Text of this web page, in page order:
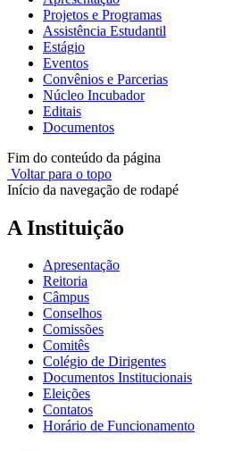
Projetos e Programas
Assistência Estudantil
Estágio
Eventos
Convênios e Parcerias
Núcleo Incubador
Editais
Documentos
Fim do conteúdo da página
Voltar para o topo
Início da navegação de rodapé
A Instituição
Apresentação
Reitoria
Câmpus
Conselhos
Comissões
Comitês
Colégio de Dirigentes
Documentos Institucionais
Eleições
Contatos
Horário de Funcionamento